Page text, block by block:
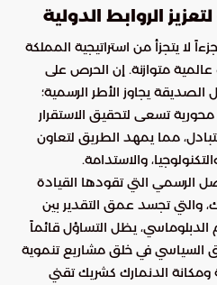
الروابط الدولية
لا يتجزأ من استراتيجية المملكة
متوازنة. إن الحرص على
الصديقة يجاوز الأطر الرسمية؛
تسعى لتحقيق الاستقرار
مما يمهد الطريق لتعاون
والاستدامة.
الرسمي التي تقودها القيادة
والتي تجسد عمق التقدير بين
الدبلوماسي، يظل التساؤل قائماً
السياسي في خلق مشاريع تنموية
الدنمارك كشريك تقني